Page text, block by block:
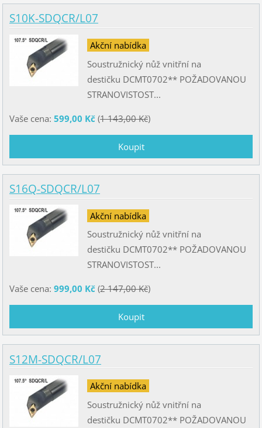
S10K-SDQCR/L07
Akční nabídka
Soustružnický nůž vnitřní na
destičku DCMT0702** POŽADOVANOU
STRANOVISTOST...
Vaše cena: 599,00 Kč(1 143,00 Kč)
S16Q-SDQCR/L07
Akční nabídka
Soustružnický nůž vnitřní na
destičku DCMT0702** POŽADOVANOU
STRANOVISTOST...
Vaše cena: 999,00 Kč(2 147,00 Kč)
S12M-SDQCR/L07
Akční nabídka
Soustružnický nůž vnitřní na
destičku DCMT0702** POŽADOVANOU